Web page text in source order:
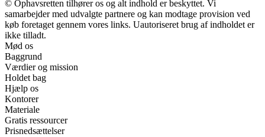
© Ophavsretten tilhører os og alt indhold er beskyttet. Vi
samarbejder med udvalgte partnere og kan modtage provision ved
køb foretaget gennem vores links. Uautoriseret brug af indholdet er
ikke tilladt.
Mød os
Baggrund
Værdier og mission
Holdet bag
Hjælp os
Kontorer
Materiale
Gratis ressourcer
Prisnedsættelser